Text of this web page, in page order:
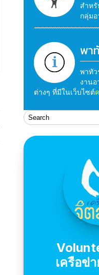
สำห
กลุ่ม
พา
พาทัว
งาน
ต่างๆ ที่มีในเว็บไซต์